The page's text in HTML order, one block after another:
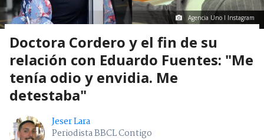
Agencia Uno I Instagram
Doctora Cordero y el fin de su
relación con Eduardo Fuentes: "Me
tenía odio y envidia. Me
detestaba"
Jeser Lara
Periodista BBCL Contigo